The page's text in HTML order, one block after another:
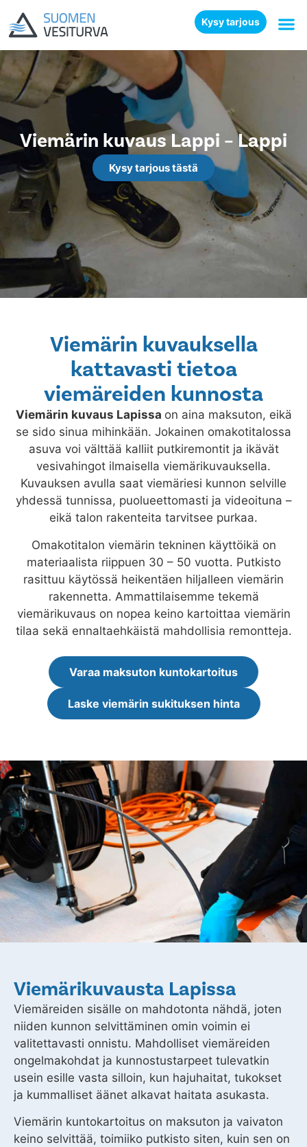
Kysy tarjous
Viemärin kuvaus Lappi – Lappi
Kysy tarjous tästä
Viemärin kuvauksella
kattavasti tietoa
viemäreiden kunnosta
Viemärin kuvaus Lapissa on aina maksuton, eikä
se sido sinua mihinkään. Jokainen omakotitalossa
asuva voi välttää kalliit putkiremontit ja ikävät
vesivahingot ilmaisella viemärikuvauksella.
Kuvauksen avulla saat viemäriesi kunnon selville
yhdessä tunnissa, puolueettomasti ja videoituna –
eikä talon rakenteita tarvitsee purkaa.
Omakotitalon viemärin tekninen käyttöikä on
materiaalista riippuen 30 – 50 vuotta. Putkisto
rasittuu käytössä heikentäen hiljalleen viemärin
rakennetta. Ammattilaisemme tekemä
viemärikuvaus on nopea keino kartoittaa viemärin
tilaa sekä ennaltaehkäistä mahdollisia remontteja.
Varaa maksuton kuntokartoitus
Laske viemärin sukituksen hinta
Viemärikuvausta Lapissa
Viemäreiden sisälle on mahdotonta nähdä, joten
niiden kunnon selvittäminen omin voimin ei
valitettavasti onnistu. Mahdolliset viemäreiden
ongelmakohdat ja kunnostustarpeet tulevatkin
usein esille vasta silloin, kun hajuhaitat, tukokset
ja kummalliset äänet alkavat haitata asukasta.
Viemärin kuntokartoitus on maksuton ja vaivaton
keino selvittää, toimiiko putkisto siten, kuin sen on